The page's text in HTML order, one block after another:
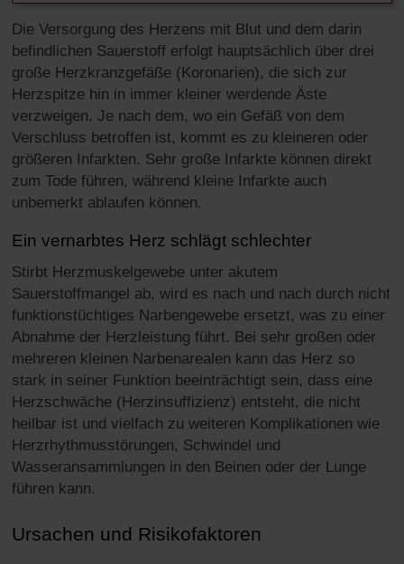
Die Versorgung des Herzens mit Blut und dem darin
befindlichen Sauerstoff erfolgt hauptsächlich über drei
große Herzkranzgefäße (Koronarien), die sich zur
Herzspitze hin in immer kleiner werdende Äste
verzweigen. Je nach dem, wo ein Gefäß von dem
Verschluss betroffen ist, kommt es zu kleineren oder
größeren Infarkten. Sehr große Infarkte können direkt
zum Tode führen, während kleine Infarkte auch
unbemerkt ablaufen können.
Ein vernarbtes Herz schlägt schlechter
Stirbt Herzmuskelgewebe unter akutem
Sauerstoffmangel ab, wird es nach und nach durch nicht
funktionstüchtiges Narbengewebe ersetzt, was zu einer
Abnahme der Herzleistung führt. Bei sehr großen oder
mehreren kleinen Narbenarealen kann das Herz so
stark in seiner Funktion beeinträchtigt sein, dass eine
Herzschwäche (Herzinsuffizienz) entsteht, die nicht
heilbar ist und vielfach zu weiteren Komplikationen wie
Herzrhythmusstörungen, Schwindel und
Wasseransammlungen in den Beinen oder der Lunge
führen kann.
Ursachen und Risikofaktoren